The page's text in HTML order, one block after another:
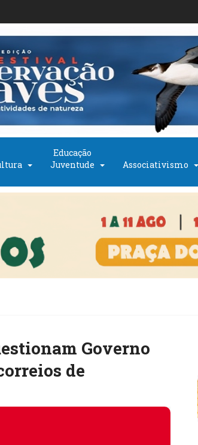
Educação
Juventude
Associativismo
Governo
de